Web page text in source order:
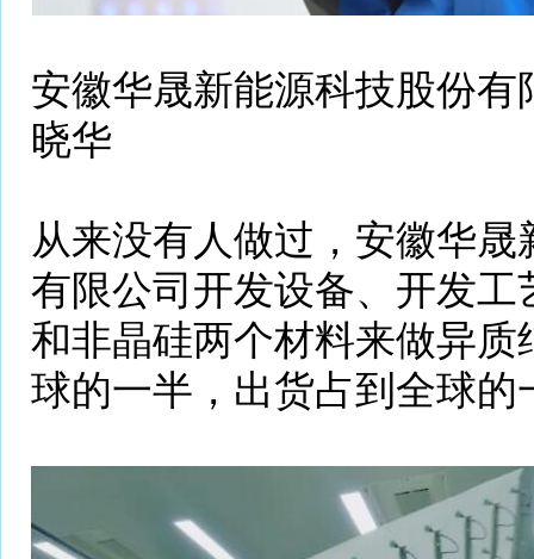
安徽华晟新能源科技股份有
晓华
从来没有人做过，安徽华晟
有限公司开发设备、开发工
和非晶硅两个材料来做异质
球的一半，出货占到全球的